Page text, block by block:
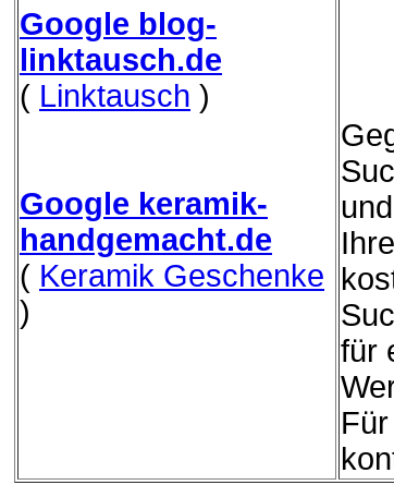
Google blog-
linktausch.de
( Linktausch )
Google keramik-
handgemacht.de
( Keramik Geschenke
)
für